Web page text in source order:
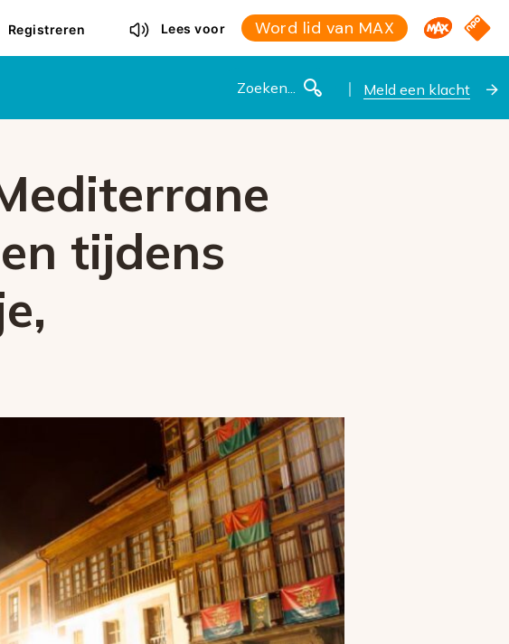
Registreren Lees voor Word lid van MAX Omroep
NPO
Zoeken
Meld een klacht
tijdens